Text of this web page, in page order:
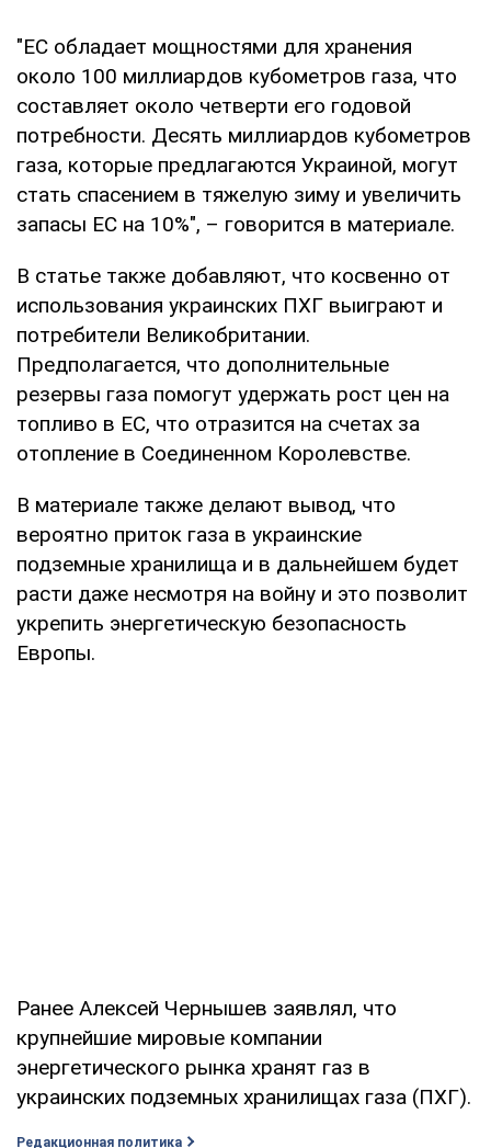
"ЕС обладает мощностями для хранения
около 100 миллиардов кубометров газа, что
составляет около четверти его годовой
потребности. Десять миллиардов кубометров
газа, которые предлагаются Украиной, могут
стать спасением в тяжелую зиму и увеличить
запасы ЕС на 10%", – говорится в материале.
В статье также добавляют, что косвенно от
использования украинских ПХГ выиграют и
потребители Великобритании.
Предполагается, что дополнительные
резервы газа помогут удержать рост цен на
топливо в ЕС, что отразится на счетах за
отопление в Соединенном Королевстве.
В материале также делают вывод, что
вероятно приток газа в украинские
подземные хранилища и в дальнейшем будет
расти даже несмотря на войну и это позволит
укрепить энергетическую безопасность
Европы.
Ранее Алексей Чернышев заявлял, что
крупнейшие мировые компании
энергетического рынка хранят газ в
украинских подземных хранилищах газа (ПХГ).
Редакционная политика